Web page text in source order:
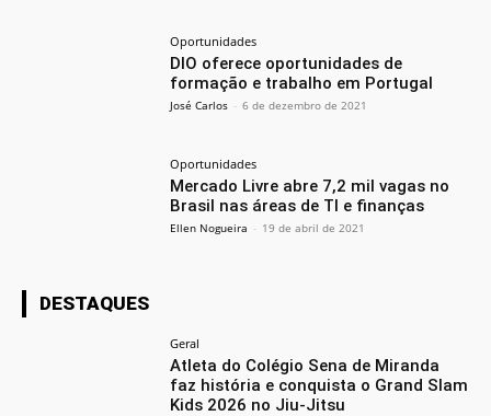
Oportunidades
DIO oferece oportunidades de
formação e trabalho em Portugal
José Carlos - 6 de dezembro de 2021
Oportunidades
Mercado Livre abre 7,2 mil vagas no
Brasil nas áreas de TI e finanças
Ellen Nogueira - 19 de abril de 2021
DESTAQUES
Geral
Atleta do Colégio Sena de Miranda
faz história e conquista o Grand Slam
Kids 2026 no Jiu-Jitsu